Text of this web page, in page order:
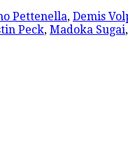
Pettenella, Demis
Peck, Madoka Sugai,